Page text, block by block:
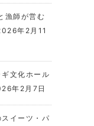
漁師が営む
年2月11
ギ文化ホール
年2月7日
イーツ・パ